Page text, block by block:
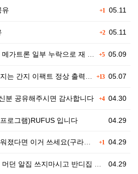
+1 05.11
유
+205.11
+505.09
트론 일부 누락으로 재 업로드…
+1305.07
간지 이팩트 정상 출력 파일 …
+404.30
분 공유해주시면 감사합니다
04.29
로그램)RUFUS 입니다
+1 04.29
다면 이거 쓰세요(구라제거기)
04.29
알집 쓰지마시고 반디집 쓰세…